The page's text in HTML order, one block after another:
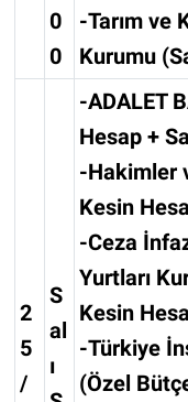
0
0
-Tarım ve
Kurumu
2
5
/
S
al
ı
-ADALET
Hesap +
-Hakimler
Kesin
-Ceza
Yurtları
Kesin
-Türkiye
(Özel